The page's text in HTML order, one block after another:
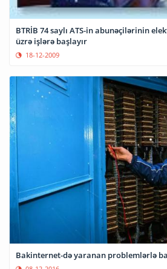
BTRİB 74 saylı ATS-in abunəçilərinin
üzrə işlərə başlayır
18-12-2009
Bakinternet-də yaranan problemlərlə